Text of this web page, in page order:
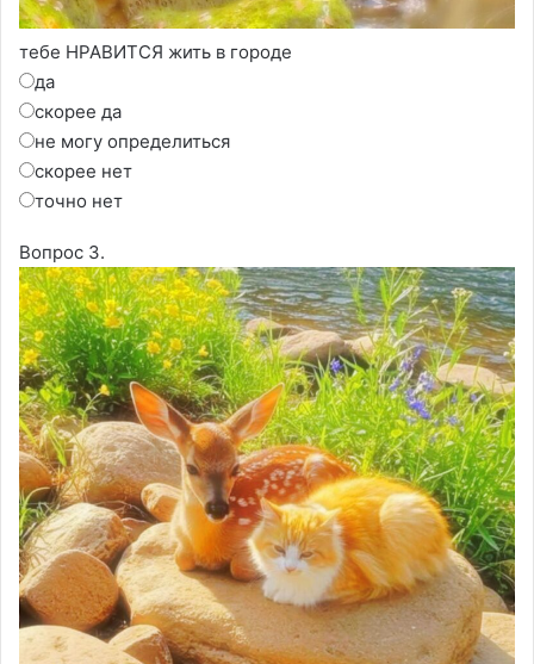
тебе НРАВИТСЯ жить в городе
да
скорее да
не могу определиться
скорее нет
точно нет
Вопрос 3.